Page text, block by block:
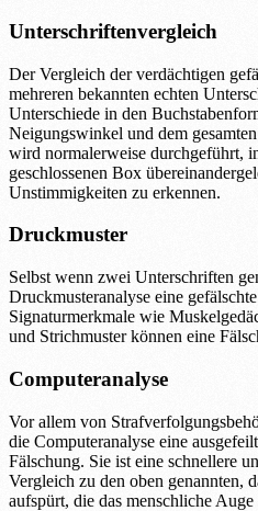
Unterschriftenvergleich
Der Vergleich der verdächtigen
mehreren bekannten echten
Unterschiede in den
Neigungswinkel und dem
wird normalerweise durchgeführt,
geschlossenen Box
Unstimmigkeiten zu erkennen.
Druckmuster
Selbst wenn zwei Unterschriften
Druckmusteranalyse eine
Signaturmerkmale wie
und Strichmuster können eine
Computeranalyse
Vor allem von
die Computeranalyse eine
Fälschung. Sie ist eine schnellere
Vergleich zu den oben genannten,
aufspürt, die das menschliche